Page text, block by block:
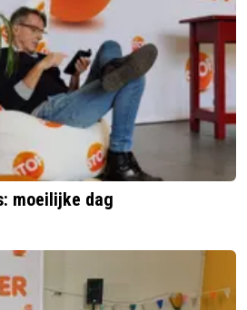
moeilijke dag